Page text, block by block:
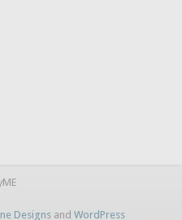
Designs and WordPress